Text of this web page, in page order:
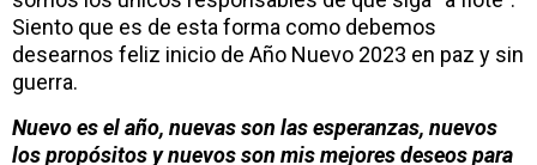
Siento que es de esta forma como debemos
desearnos feliz inicio de Año Nuevo 2023 en paz y sin
guerra.
Nuevo es el año, nuevas son las esperanzas, nuevos
los propósitos y nuevos son mis mejores deseos para